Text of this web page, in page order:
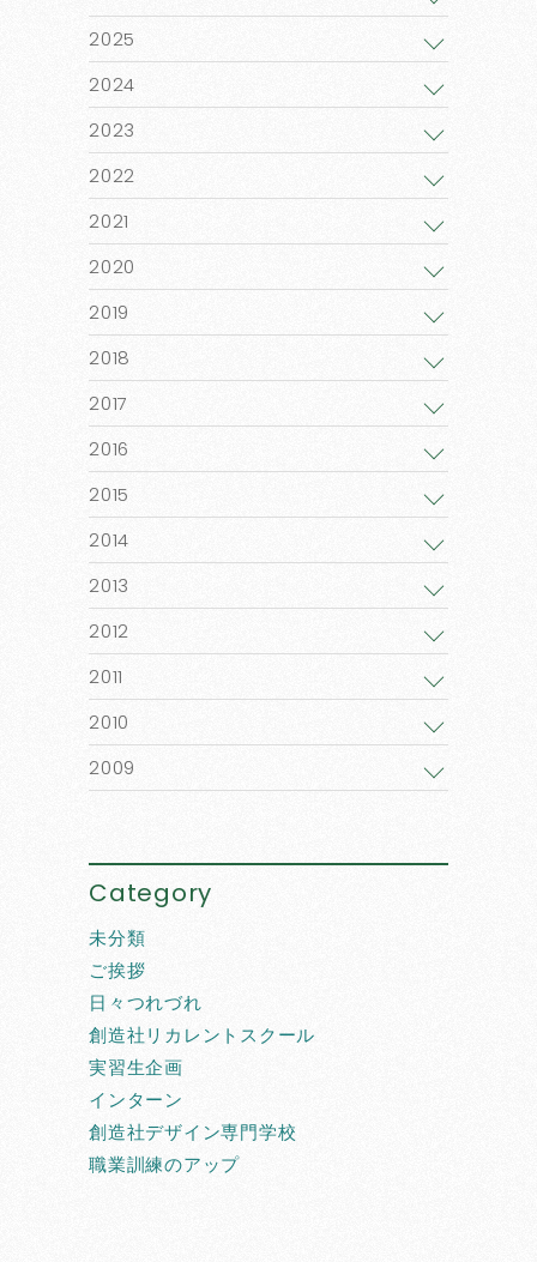
2025
2024
2023
2022
2021
2020
2019
2018
2017
2016
2015
2014
2013
2012
2011
2010
2009
Category
未分類
ご挨拶
日々つれづれ
創造社リカレントスクール
実習生企画
インターン
創造社デザイン専門学校
職業訓練のアップ